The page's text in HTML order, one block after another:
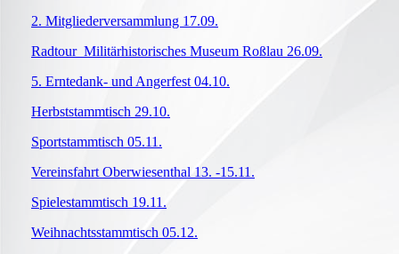
2. Mitgliederversammlung 17.09.
Radtour Militärhistorisches Museum Roßlau 26.09.
5. Erntedank- und Angerfest 04.10.
Herbststammtisch 29.10.
Sportstammtisch 05.11.
Vereinsfahrt Oberwiesenthal 13. -15.11.
Spielestammtisch 19.11.
Weihnachtsstammtisch 05.12.